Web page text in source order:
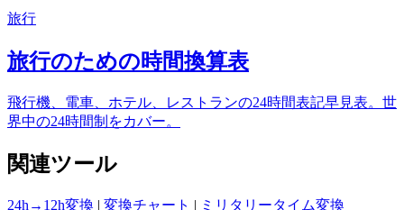
旅行
旅行のための時間換算表
飛行機、電車、ホテル、レストランの24時間表記早見表。世
界中の24時間制をカバー。
関連ツール
24h→12h変換 | 変換チャート | ミリタリータイム変換